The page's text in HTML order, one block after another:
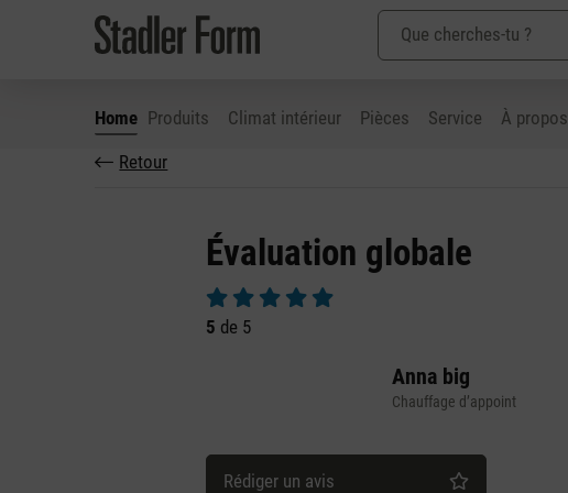
au contenu principal
Passer à la recherche
Passer à la navigation principale
Home Produits Climat intérieur Pièces Service
À propos
Retour
Évaluation globale
Note moyenne de 5 sur 5 étoiles
5 de 5
Anna big
Chauffage d’appoint
Rédiger un avis